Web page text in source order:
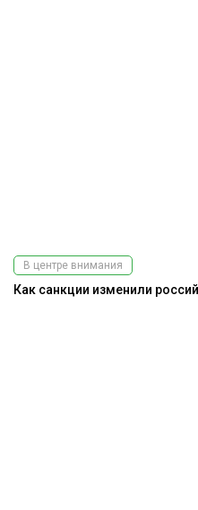
В центре внимания
Как санкции изменили